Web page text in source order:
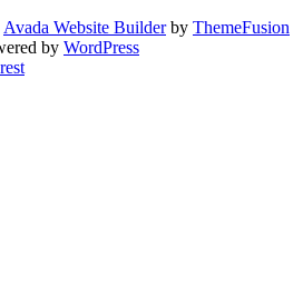
Avada Website Builderby ThemeFusion
by WordPress